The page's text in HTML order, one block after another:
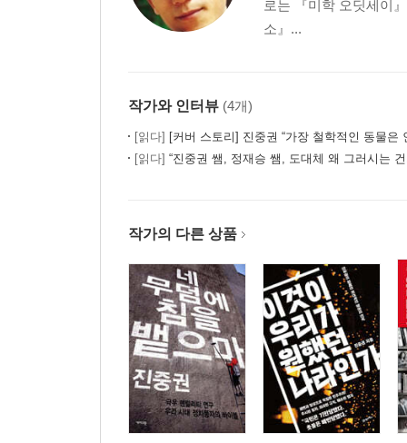
로는 『미학 오딧세이
소』...
작가와 인터뷰 (4개)
[읽다] [커버 스토리] 진중권 “가장 철학적인 동물은
[읽다] “진중권 쌤, 정재승 쌤, 도대체 왜 그러시는 건가요” 두 남자의 매력
작가의 다른 상품